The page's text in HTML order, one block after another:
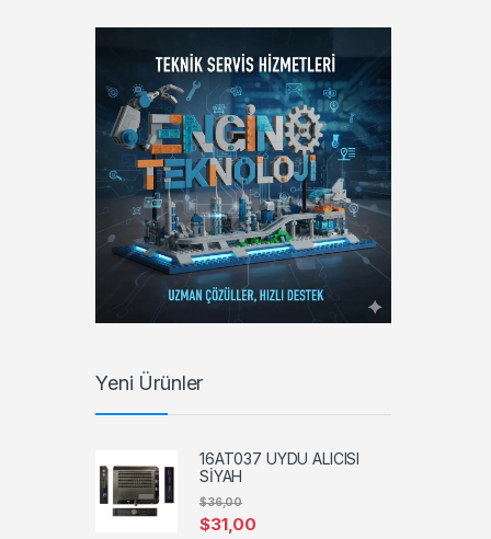
Yeni Ürünler
16AT037 UYDU ALICISI
SİYAH
$31,00
$36,00